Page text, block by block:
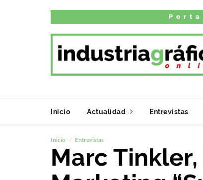
Inicio Actualidad Entrevistas
Inicio Entrevistas
Marc